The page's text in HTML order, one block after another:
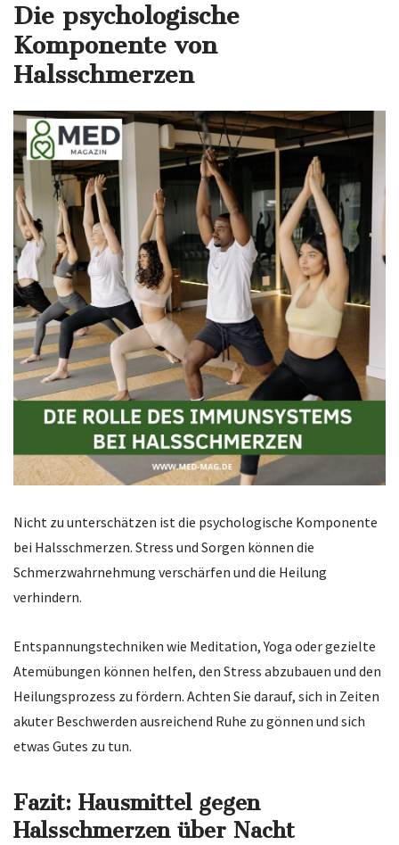
Die psychologische
Komponente von
Halsschmerzen
Nicht zu unterschätzen ist die psychologische Komponente
bei Halsschmerzen. Stress und Sorgen können die
Schmerzwahrnehmung verschärfen und die Heilung
verhindern.
Entspannungstechniken wie Meditation, Yoga oder gezielte
Atemübungen können helfen, den Stress abzubauen und den
Heilungsprozess zu fördern. Achten Sie darauf, sich in Zeiten
akuter Beschwerden ausreichend Ruhe zu gönnen und sich
etwas Gutes zu tun.
Fazit: Hausmittel gegen
Halsschmerzen über Nacht